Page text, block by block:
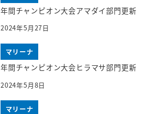
年間チャンピオン大会アマダイ部門更新
2024年5月27日
マリーナ
年間チャンピオン大会ヒラマサ部門更新
2024年5月8日
マリーナ